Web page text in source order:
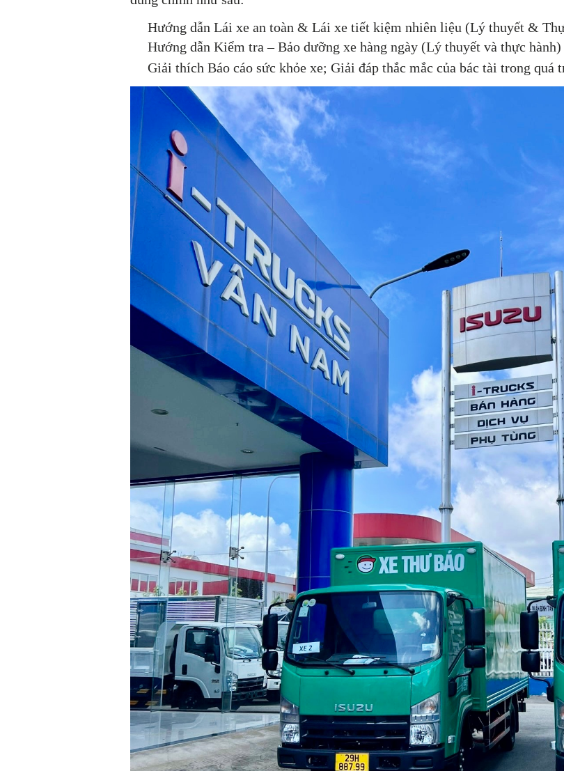
Hướng dẫn Lái xe an toàn & Lái xe tiết kiệm nhiên liệu (Lý thuyết &
Hướng dẫn Kiểm tra – Bảo dưỡng xe hàng ngày (Lý thuyết và thực hành)
Giải thích Báo cáo sức khỏe xe; Giải đáp thắc mắc của bác tài trong quá